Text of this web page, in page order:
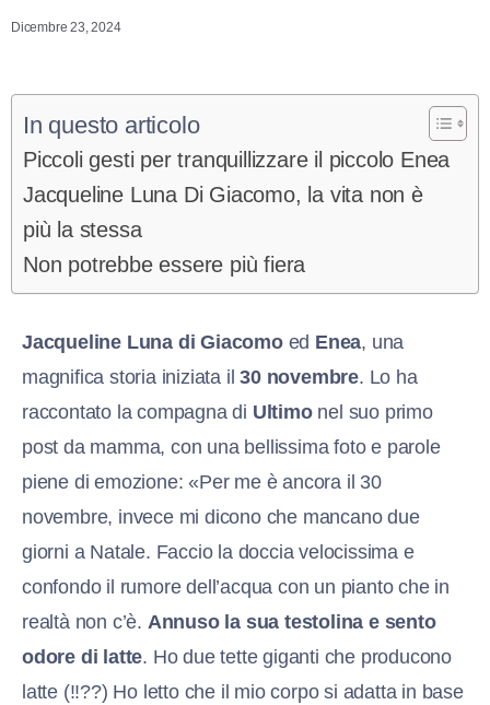
Dicembre 23, 2024
In questo articolo
Piccoli gesti per tranquillizzare il piccolo Enea
Jacqueline Luna Di Giacomo, la vita non è
più la stessa
Non potrebbe essere più fiera
Jacqueline Luna di Giacomoed Enea, una
magnifica storia iniziata il30 novembre. Lo ha
raccontato la compagna di Ultimonel suo primo
post da mamma, con una bellissima foto e parole
piene di emozione: «Per me è ancora il 30
novembre, invece mi dicono che mancano due
giorni a Natale. Faccio la doccia velocissima e
confondo il rumore dell’acqua con un pianto che in
realtà non c’è. Annuso la sua testolina e sento
odore di latte. Ho due tette giganti che producono
latte (!!??) Ho letto che il mio corpo si adatta in base